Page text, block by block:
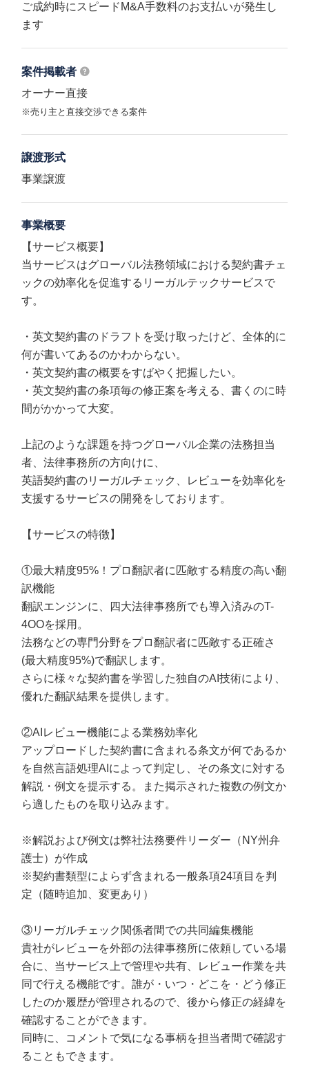
ご成約時にスピードM&A手数料のお支払いが発生し
ます
案件掲載者
オーナー直接
※売り主と直接交渉できる案件
譲渡形式
事業譲渡
事業概要
【サービス概要】
当サービスはグローバル法務領域における契約書チェ
ックの効率化を促進するリーガルテックサービスで
す。
・英文契約書のドラフトを受け取ったけど、全体的に
何が書いてあるのかわからない。
・英文契約書の概要をすばやく把握したい​。
・英文契約書の条項毎の修正案を考える、書くのに時
間がかかって大変。
上記のような課題を持つグローバル企業の法務担当
者、法律事務所の方向けに、
英語契約書のリーガルチェック、レビューを効率化を
支援するサービスの開発をしております。
【サービスの特徴】
①最大精度95%！プロ翻訳者に匹敵する精度の高い翻
訳機能
翻訳エンジンに、四大法律事務所でも導入済みのT-
4OOを採用。
法務などの専門分野をプロ翻訳者に匹敵する正確さ
(最大精度95%)で翻訳します。
さらに様々な契約書を学習した独自のAI技術により、
優れた翻訳結果を提供します。
②AIレビュー機能による業務効率化
アップロードした契約書に含まれる条文が何であるか
を自然言語処理AIによって判定し、その条文に対する
解説・例文を提示する。また掲示された複数の例文か
ら適したものを取り込みます。
※解説および例文は弊社法務要件リーダー（NY州弁
護士）が作成​
※契約書類型によらず含まれる一般条項24項目を判
定（随時追加、変更あり）​
③リーガルチェック関係者間での共同編集機能
貴社がレビューを外部の法律事務所に依頼している場
合に、当サービス上で管理や共有、レビュー作業を共
同で行える機能です。誰が・いつ・どこを・どう修正
したのか履歴が管理されるので、後から修正の経緯を
確認することができます。
同時に、コメントで気になる事柄を担当者間で確認す
ることもできます。